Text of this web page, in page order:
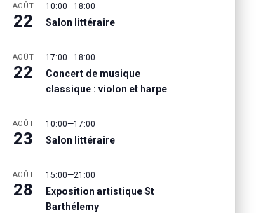
AOÛT
22
10:00—18:00
Salon littéraire
AOÛT
22
17:00—18:00
Concert de musique
classique : violon et harpe
AOÛT
23
10:00—17:00
Salon littéraire
AOÛT
28
15:00—21:00
Exposition artistique St
Barthélemy